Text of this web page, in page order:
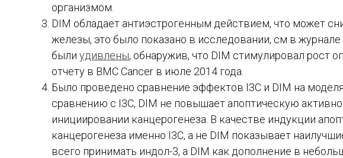
организмом.
DIM обладает антиэстрогенным действием, что может
железы, это было показано в исследовании, см в
былиудивлены, обнаружив, что DIM стимулировал рост
отчету в BMC Cancer в июле 2014 года.
Было проведено сравнение эффектов I3C и DIM на
сравнению с I3C, DIM не повышает апоптическую
инициировании канцерогенеза. В качестве индукции
канцерогенеза именно I3C, а не DIM показывает
всего принимать индол-3, а DIM как дополнение в